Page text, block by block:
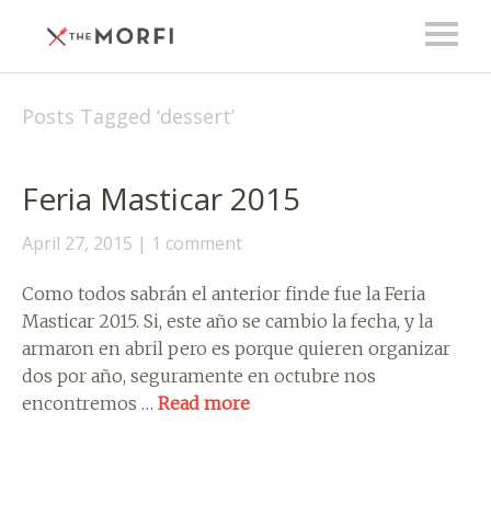
Posts Tagged ‘dessert’
Feria Masticar 2015
April 27, 2015 1 comment
Como todos sabrán el anterior finde fue la Feria
Masticar 2015. Si, este año se cambio la fecha, y la
armaron en abril pero es porque quieren organizar
dos por año, seguramente en octubre nos
encontremos … Read more